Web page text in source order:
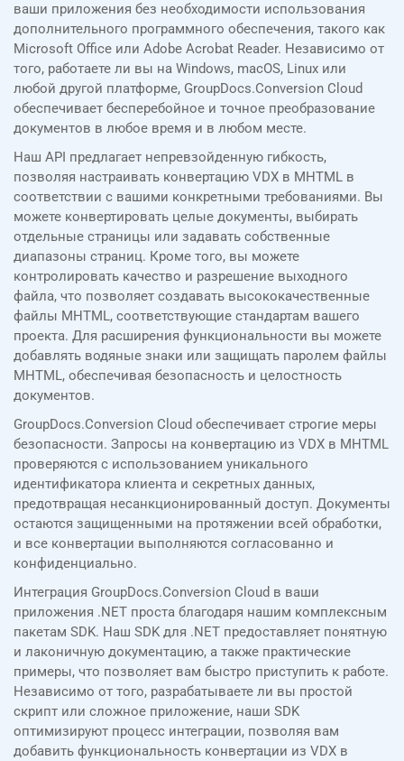
ваши приложения без необходимости использования
дополнительного программного обеспечения, такого как
Microsoft Office или Adobe Acrobat Reader. Независимо от
того, работаете ли вы на Windows, macOS, Linux или
любой другой платформе, GroupDocs.Conversion Cloud
обеспечивает бесперебойное и точное преобразование
документов в любое время и в любом месте.
Наш API предлагает непревзойденную гибкость,
позволяя настраивать конвертацию VDX в MHTML в
соответствии с вашими конкретными требованиями. Вы
можете конвертировать целые документы, выбирать
отдельные страницы или задавать собственные
диапазоны страниц. Кроме того, вы можете
контролировать качество и разрешение выходного
файла, что позволяет создавать высококачественные
файлы MHTML, соответствующие стандартам вашего
проекта. Для расширения функциональности вы можете
добавлять водяные знаки или защищать паролем файлы
MHTML, обеспечивая безопасность и целостность
документов.
GroupDocs.Conversion Cloud обеспечивает строгие меры
безопасности. Запросы на конвертацию из VDX в MHTML
проверяются с использованием уникального
идентификатора клиента и секретных данных,
предотвращая несанкционированный доступ. Документы
остаются защищенными на протяжении всей обработки,
и все конвертации выполняются согласованно и
конфиденциально.
Интеграция GroupDocs.Conversion Cloud в ваши
приложения .NET проста благодаря нашим комплексным
пакетам SDK. Наш SDK для .NET предоставляет понятную
и лаконичную документацию, а также практические
примеры, что позволяет вам быстро приступить к работе.
Независимо от того, разрабатываете ли вы простой
скрипт или сложное приложение, наши SDK
оптимизируют процесс интеграции, позволяя вам
добавить функциональность конвертации из VDX в